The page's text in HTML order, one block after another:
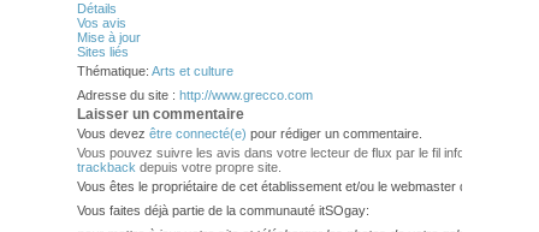
Détails
Vos avis
Mise à jour
Sites liés
Thématique: Arts et culture
Adresse du site : http://www.grecco.com
Laisser un commentaire
Vous devez être connecté(e) pour rédiger un commentaire.
Vous pouvez suivre les avis dans votre lecteur de flux par le fil info
trackback depuis votre propre site.
Vous êtes le propriétaire de cet établissement et/ou le webmaster de ce site?
Vous faites déjà partie de la communauté itSOgay: